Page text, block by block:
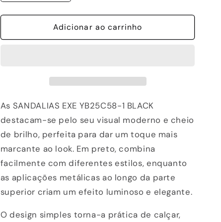
a
quantidade
SANDALIAS
a
quantidade
de
SANDALIAS
Adicionar ao carrinho
As SANDALIAS EXE YB25C58-1 BLACK
destacam-se pelo seu visual moderno e cheio
de brilho, perfeita para dar um toque mais
marcante ao look. Em preto, combina
facilmente com diferentes estilos, enquanto
as aplicações metálicas ao longo da parte
superior criam um efeito luminoso e elegante.
O design simples torna-a prática de calçar,